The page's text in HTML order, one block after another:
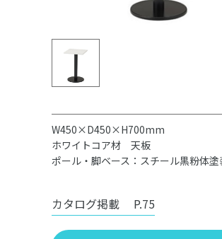
W450×D450×H700mm
ホワイトコア材 天板
ポール・脚ベース：スチール黒粉体
カタログ掲載 P.75